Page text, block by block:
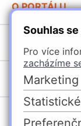
Souhlas
Pro více
zacházíme
Marketing
Statistické
Stavební katalog
Brožury Häfele
O PORTÁLU
Provozovatel
Jak používat
Úchytky
Nábytkové kování
Vybavení kuchyní
Osvětlení a
POBOČKY
Špačince
Žilina